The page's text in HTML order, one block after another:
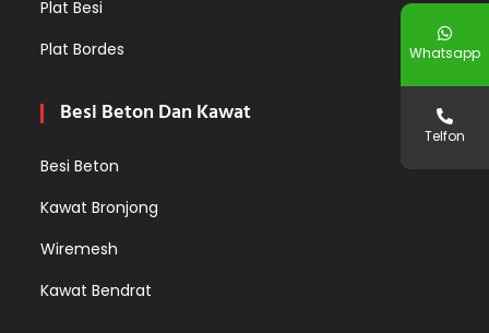
Plat Besi
Plat Bordes
Besi Beton Dan Kawat
Besi Beton
Kawat Bronjong
Wiremesh
Kawat Bendrat
Whatsapp
Telfon